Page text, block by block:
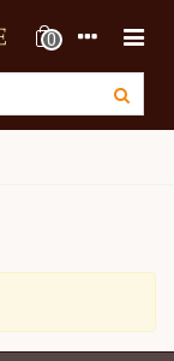
0